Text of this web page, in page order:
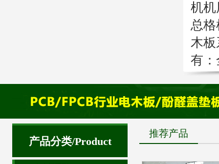
机
总
木
有：
产品分类/Product
推荐产品